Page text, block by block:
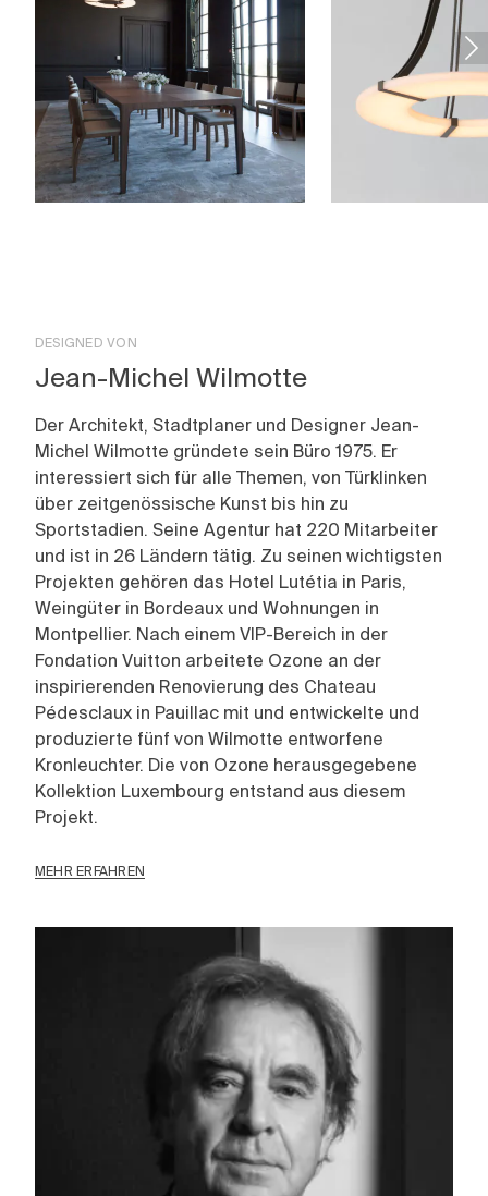
DESIGNED VON
Jean-Michel Wilmotte
Der Architekt, Stadtplaner und Designer Jean-
Michel Wilmotte gründete sein Büro 1975. Er
interessiert sich für alle Themen, von Türklinken
über zeitgenössische Kunst bis hin zu
Sportstadien. Seine Agentur hat 220 Mitarbeiter
und ist in 26 Ländern tätig. Zu seinen wichtigsten
Projekten gehören das Hotel Lutétia in Paris,
Weingüter in Bordeaux und Wohnungen in
Montpellier. Nach einem VIP-Bereich in der
Fondation Vuitton arbeitete Ozone an der
inspirierenden Renovierung des Chateau
Pédesclaux in Pauillac mit und entwickelte und
produzierte fünf von Wilmotte entworfene
Kronleuchter. Die von Ozone herausgegebene
Kollektion Luxembourg entstand aus diesem
Projekt.
MEHR ERFAHREN